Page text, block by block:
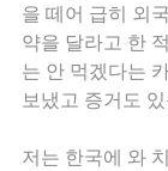
을 떼어 급히 외
약을 달라고 한
는 안 먹겠다는
보냈고 증거도
저는 한국에 와